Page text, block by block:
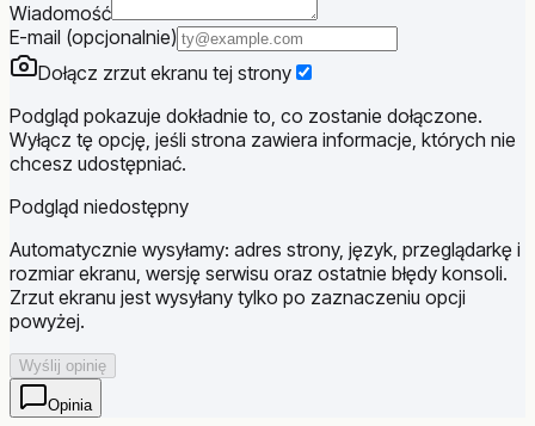
Wiadomość
E-mail (opcjonalnie)
Dołącz zrzut ekranu tej strony
Podgląd pokazuje dokładnie to, co zostanie dołączone.
Wyłącz tę opcję, jeśli strona zawiera informacje, których nie
chcesz udostępniać.
Podgląd niedostępny
Automatycznie wysyłamy: adres strony, język, przeglądarkę i
rozmiar ekranu, wersję serwisu oraz ostatnie błędy konsoli.
Zrzut ekranu jest wysyłany tylko po zaznaczeniu opcji
powyżej.
Wyślij opinię
Opinia